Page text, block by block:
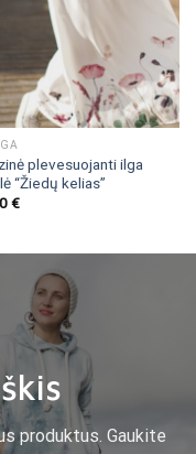
plevesuojanti ilga
“Žiedų kelias”
€
produktus. Gaukite